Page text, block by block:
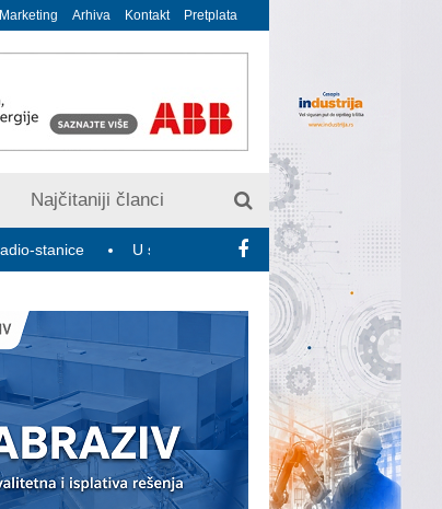
Marketing Arhiva Kontakt Pretplata
Najčitaniji članci
U susret 15. Savetovanju o elektrodistributivnim